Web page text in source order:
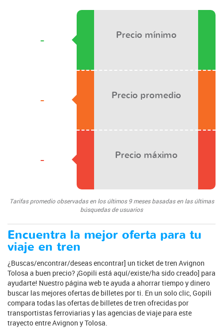
-
-
-
Precio mínimo
Precio promedio
Precio máximo
Tarifas promedio observadas en los últimos 9 meses basadas en las últimas
búsquedas de usuarios
Encuentra la mejor oferta para tu
viaje en tren
¿Buscas/encontrar/deseas encontrar] un ticket de tren Avignon
Tolosa a buen precio? ¡Gopili está aquí/existe/ha sido creado] para
ayudarte! Nuestro página web te ayuda a ahorrar tiempo y dinero
buscar las mejores ofertas de billetes por ti. En un solo clic, Gopili
compara todas las ofertas de billetes de tren ofrecidas por
transportistas ferroviarias y las agencias de viaje para este
trayecto entre Avignon y Tolosa.